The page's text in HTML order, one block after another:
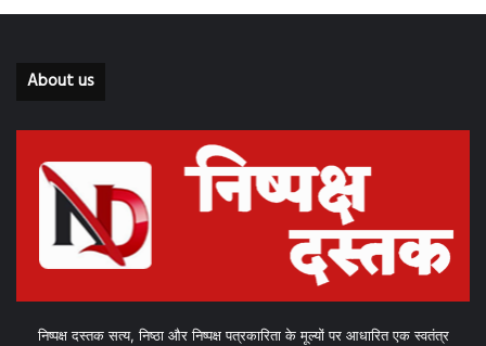
About us
निष्पक्ष दस्तक सत्य, निष्ठा और निष्पक्ष पत्रकारिता के मूल्यों पर आधारित एक स्वतंत्र